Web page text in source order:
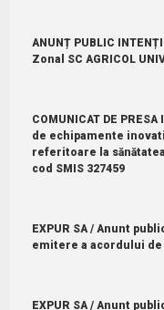
ANUNȚ PUBLIC
Zonal SC AGRICOL
COMUNICAT DE
de echipamente
referitoare la
cod SMIS 327459
EXPUR SA / Anunt
emitere a acordului
EXPUR SA / Anunt